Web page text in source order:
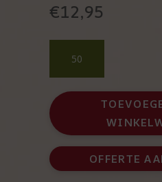
€12,95
de
Zorg
cadeau
Janzen
Euphoria
met
lippenbalsem
OFFERTE